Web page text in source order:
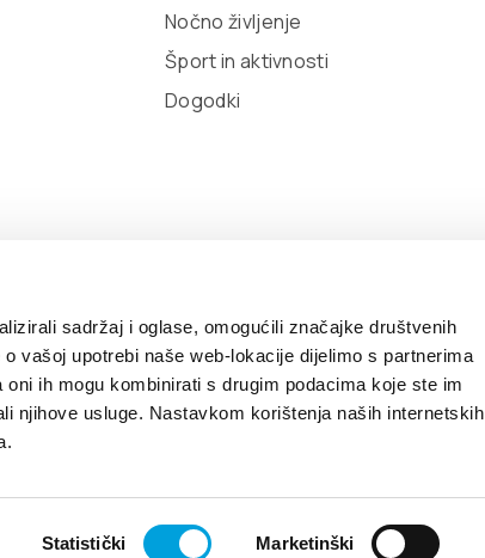
sadržaj i oglase, omogućili značajke društvenih
vašoj upotrebi naše web-lokacije dijelimo s partnerima
ih mogu kombinirati s drugim podacima koje ste im
njihove usluge. Nastavkom korištenja naših internetskih
Statistički Marketinški
Nočno življenje
Šport in aktivnosti
Dogodki
Developed by:Nove vibracije Design by:Signed Design